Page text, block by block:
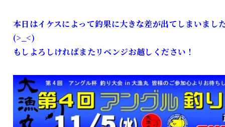
本日はイケスによって釣果に大きな差が出てしまいまし
(>_<)
もしよろしければまたリベンジお越しください！